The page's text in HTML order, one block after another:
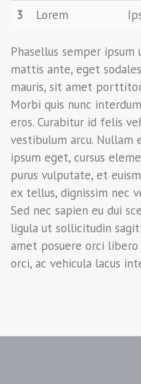
3
Lorem
Phasellus semper
mattis ante, eget
mauris, sit amet
Morbi quis nunc
eros. Curabitur id felis
vestibulum arcu. Nullam
ipsum eget, cursus
purus vulputate, et
ex tellus, dignissim nec
Sed nec sapien eu dui
ligula ut sollicitudin
amet posuere orci
orci, ac vehicula lacus